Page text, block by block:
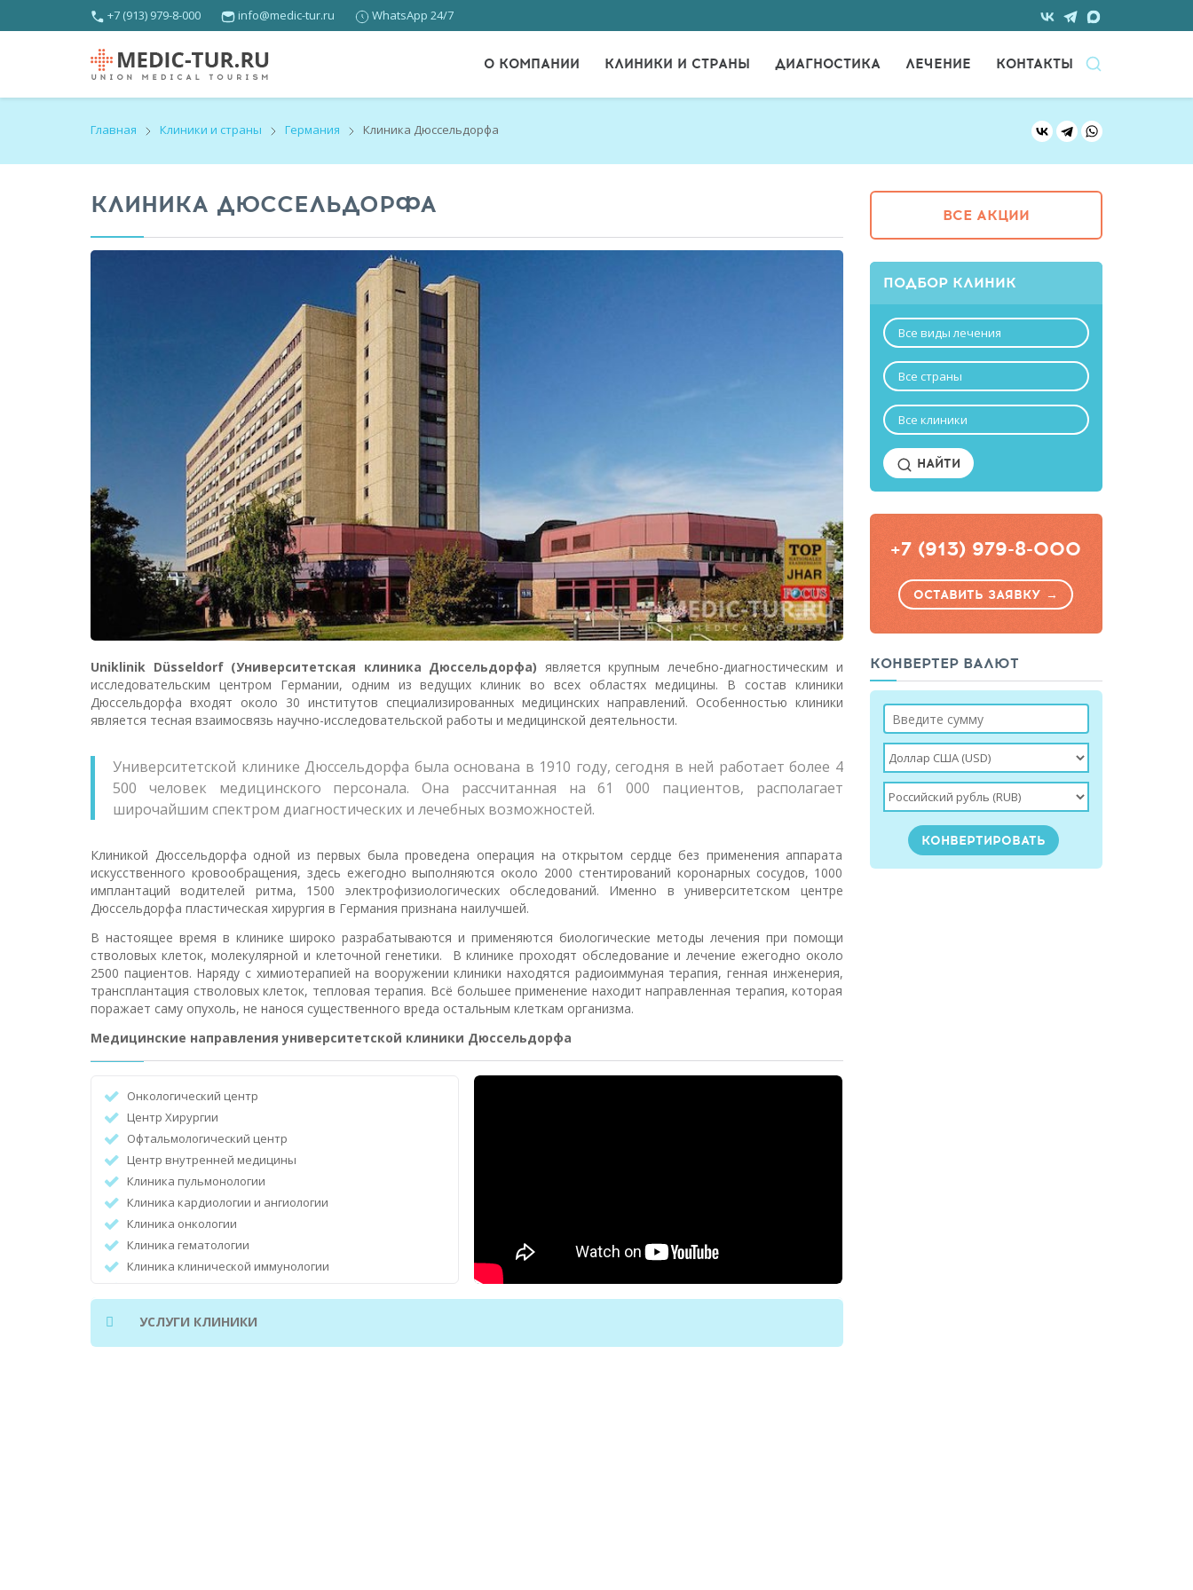
+7 (913) 979-8-000 info@medic-tur.ru WhatsApp 24/7
О КОМПАНИИ КЛИНИКИ И СТРАНЫ ДИАГНОСТИКА ЛЕЧЕНИЕ КОНТАКТЫ
Главная Клиники и страны Германия Клиника Дюссельдорфа
КЛИНИКА ДЮССЕЛЬДОРФА
Uniklinik Düsseldorf (Университетская клиника Дюссельдорфа) является крупным лечебно-диагностическим и
исследовательским центром Германии, одним из ведущих клиник во всех областях медицины. В состав клиники
Дюссельдорфа входят около 30 институтов специализированных медицинских направлений. Особенностью клиники
является тесная взаимосвязь научно-исследовательской работы и медицинской деятельности.
Университетской клинике Дюссельдорфа была основана в 1910 году, сегодня в ней работает более 4
500 человек медицинского персонала. Она рассчитанная на 61 000 пациентов, располагает
широчайшим спектром диагностических и лечебных возможностей.
Клиникой Дюссельдорфа одной из первых была проведена операция на открытом сердце без применения аппарата
искусственного кровообращения, здесь ежегодно выполняются около 2000 стентирований коронарных сосудов, 1000
имплантаций водителей ритма, 1500 электрофизиологических обследований. Именно в университетском центре
Дюссельдорфа пластическая хирургия в Германия признана наилучшей.
В настоящее время в клинике широко разрабатываются и применяются биологические методы лечения при помощи
стволовых клеток, молекулярной и клеточной генетики. В клинике проходят обследование и лечение ежегодно около
2500 пациентов. Наряду с химиотерапией на вооружении клиники находятся радиоиммуная терапия, генная инженерия,
трансплантация стволовых клеток, тепловая терапия. Всё большее применение находит направленная терапия, которая
поражает саму опухоль, не нанося существенного вреда остальным клеткам организма.
Медицинские направления университетской клиники Дюссельдорфа
Онкологический центр
Центр Хирургии
Офтальмологический центр
Центр внутренней медицины
Клиника пульмонологии
Клиника кардиологии и ангиологии
Клиника онкологии
Клиника гематологии
Клиника клинической иммунологии
Клиники ревматологии
Клиника диабетологии
УСЛУГИ КЛИНИКИ
ВСЕ АКЦИИ
ПОДБОР КЛИНИК
Все виды лечения
Все страны
Все клиники
НАЙТИ
+7 (913) 979-8-000
ОСТАВИТЬ ЗАЯВКУ →
КОНВЕРТЕР ВАЛЮТ